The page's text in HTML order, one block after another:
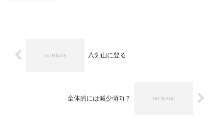
八剣山に登る
全体的には減少傾向？